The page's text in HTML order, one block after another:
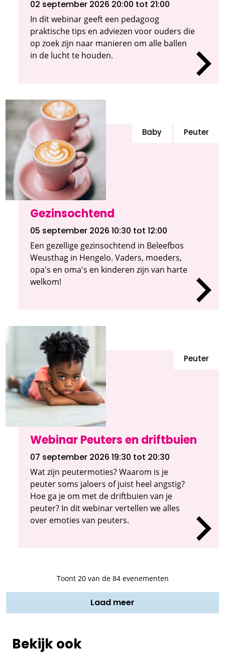
02 september 2026 20:00 tot 21:00
In dit webinar geeft een pedagoog
praktische tips en adviezen voor ouders die
op zoek zijn naar manieren om alle ballen
in de lucht te houden.
Gezinsochtend
Baby Peuter
05 september 2026 10:30 tot 12:00
Een gezellige gezinsochtend in Beleefbos
Weusthag in Hengelo. Vaders, moeders,
opa's en oma's en kinderen zijn van harte
welkom!
Webinar Peuters en driftbuien
Peuter
07 september 2026 19:30 tot 20:30
Wat zijn peutermoties? Waarom is je
peuter soms jaloers of juist heel angstig?
Hoe ga je om met de driftbuien van je
peuter? In dit webinar vertellen we alles
over emoties van peuters.
Toont 20van de 84 evenementen
Laad meer
Bekijk ook